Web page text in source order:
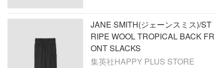
JANE SMITH(ジェーンスミス)/ST
RIPE WOOL TROPICAL BACK FR
ONT SLACKS
集英社HAPPY PLUS STORE